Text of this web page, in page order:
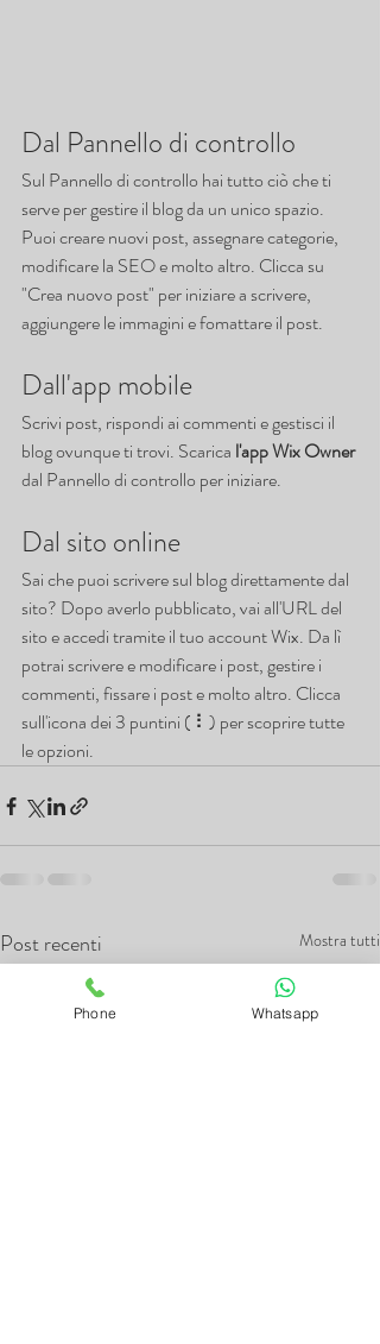
Dal Pannello di controllo
Sul Pannello di controllo hai tutto ciò che ti
serve per gestire il blog da un unico spazio.
Puoi creare nuovi post, assegnare categorie,
modificare la SEO e molto altro. Clicca su
"Crea nuovo post" per iniziare a scrivere,
aggiungere le immagini e fomattare il post.
Dall'app mobile
Scrivi post, rispondi ai commenti e gestisci il
blog ovunque ti trovi. Scarica l'app Wix Owner
dal Pannello di controllo per iniziare.
Dal sito online
Sai che puoi scrivere sul blog direttamente dal
sito? Dopo averlo pubblicato, vai all'URL del
sito e accedi tramite il tuo account Wix. Da lì
potrai scrivere e modificare i post, gestire i
commenti, fissare i post e molto altro. Clicca
sull'icona dei 3 puntini ( ⠇) per scoprire tutte
le opzioni.
Post recenti Mostra tutti
Phone Whatsapp